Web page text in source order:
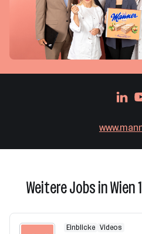
Weitere Jobs in Wien
Einblicke Videos